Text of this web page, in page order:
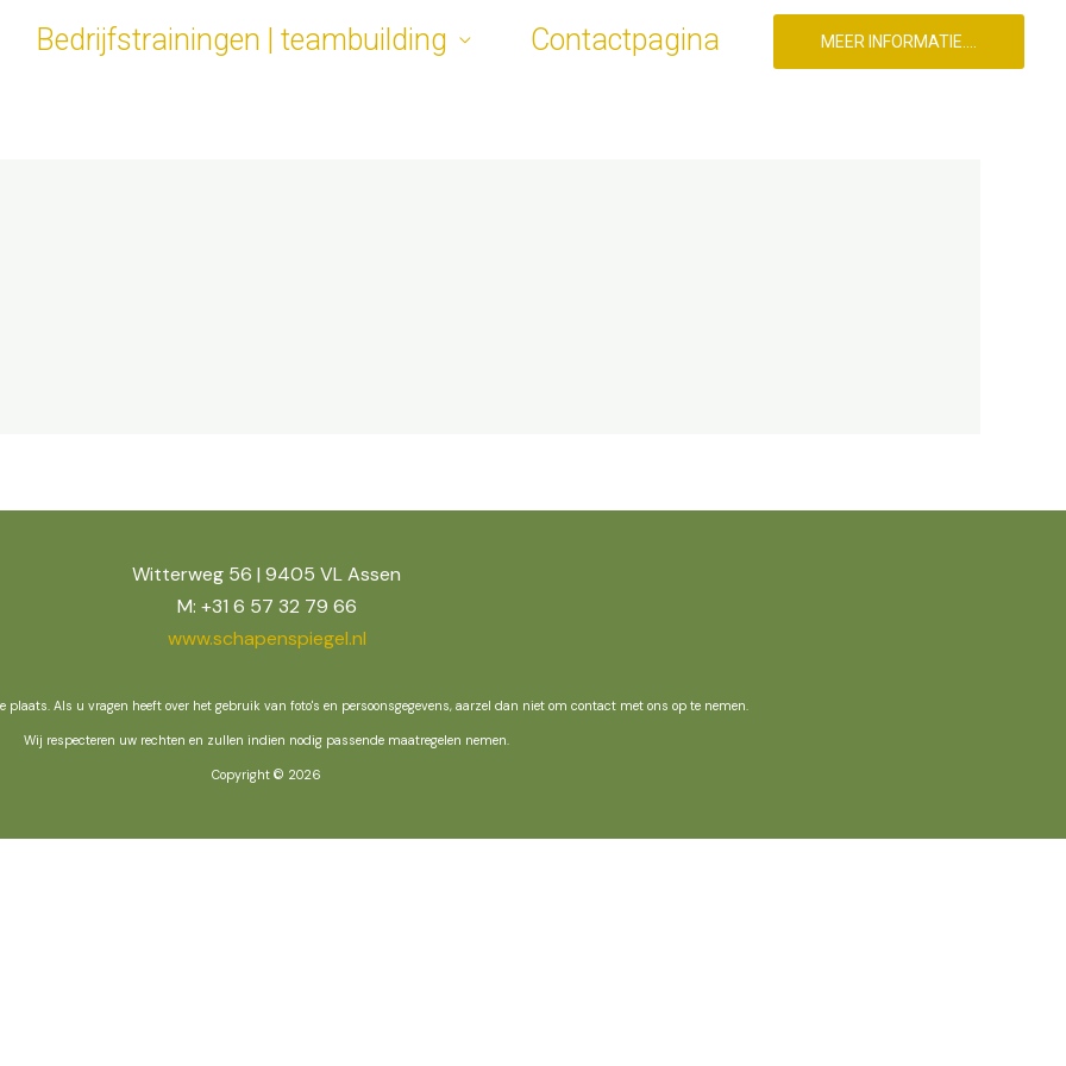
Bedrijfstrainingen | teambuilding Contactpagina MEER INFORMATIE....
Witterweg 56 | 9405 VL Assen
M: +31 6 57 32 79 66
www.schapenspiegel.nl
plaats. Als u vragen heeft over het gebruik van foto's en persoonsgegevens, aarzel dan niet om contact met ons op te nemen.
Wij respecteren uw rechten en zullen indien nodig passende maatregelen nemen.
Copyright © 2026